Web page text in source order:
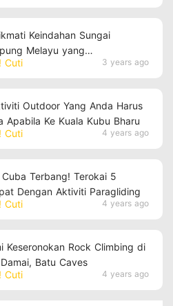
Cuti 3 years ago
Keindahan Sungai
Melayu yang
seperti di Sungai
Cuti 4 years ago
Outdoor Yang Anda Harus
Apabila Ke Kuala Kubu Bharu
Cuti 4 years ago
Terbang! Terokai 5
Dengan Aktiviti Paragliding
Cuti 4 years ago
Keseronokan Rock Climbing di
Batu Caves